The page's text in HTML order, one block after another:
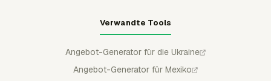
Verwandte Tools
Angebot-Generator für die Ukraine
Angebot-Generator für Mexiko